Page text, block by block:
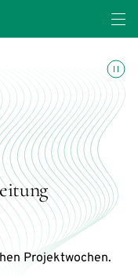
Menü
Projektwochen.